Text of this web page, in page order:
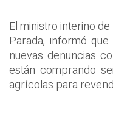
El ministro interino
Parada, informó
nuevas denuncias
están comprando
agrícolas para